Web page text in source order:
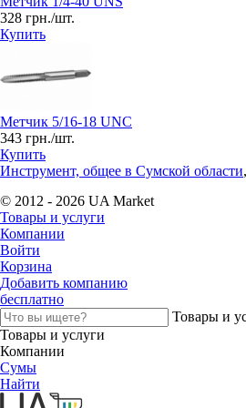
328 грн./шт.
Купить
Метчик 5/16-18 UNC
343 грн./шт.
Купить
Инструмент, общее в Сумской области,
© 2012 - 2026 UA Market
Товары и услуги
Компании
Войти
Корзина
Добавить компанию
бесплатно
Товары и
Товары и услуги
Компании
Сумы
Найти